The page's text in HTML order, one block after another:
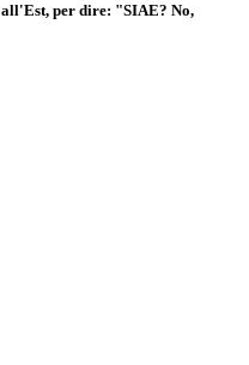
per dire: "SIAE? No,